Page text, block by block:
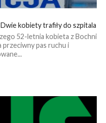
kobiety trafiły do szpitala
52-letnia kobieta z Bochni
przeciwny pas ruchu i